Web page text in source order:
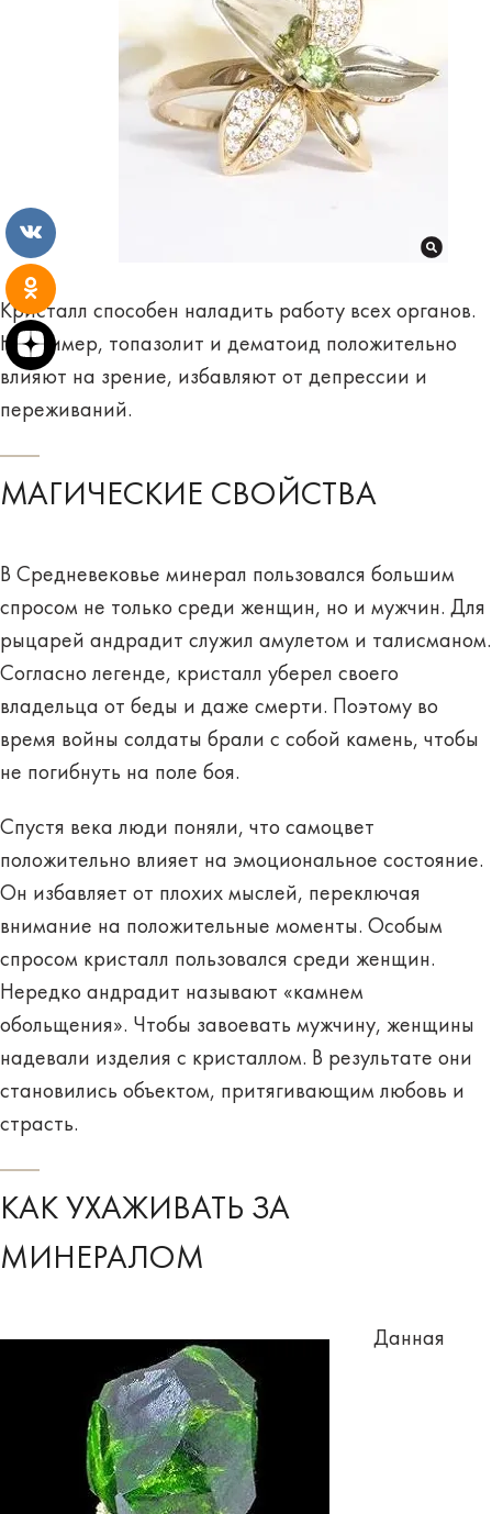
Кристалл способен наладить работу всех органов.
Например, топазолит и дематоид положительно
влияют на зрение, избавляют от депрессии и
переживаний.
МАГИЧЕСКИЕ СВОЙСТВА
В Средневековье минерал пользовался большим
спросом не только среди женщин, но и мужчин. Для
рыцарей андрадит служил амулетом и талисманом.
Согласно легенде, кристалл уберел своего
владельца от беды и даже смерти. Поэтому во
время войны солдаты брали с собой камень, чтобы
не погибнуть на поле боя.
Спустя века люди поняли, что самоцвет
положительно влияет на эмоциональное состояние.
Он избавляет от плохих мыслей, переключая
внимание на положительные моменты. Особым
спросом кристалл пользовался среди женщин.
Нередко андрадит называют «камнем
обольщения». Чтобы завоевать мужчину, женщины
надевали изделия с кристаллом. В результате они
становились объектом, притягивающим любовь и
страсть.
КАК УХАЖИВАТЬ ЗА
МИНЕРАЛОМ
Данная